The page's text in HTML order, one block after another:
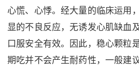
心慌、心悸。经大量的临床运用
显的不良反应，无诱发心肌缺血
口服安全有效。因此，稳心颗粒
期吃并不会产生耐药性，一般建